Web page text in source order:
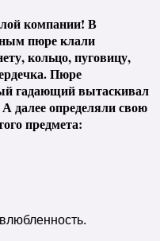
компании! В
пюре клали
кольцо, пуговицу,
Пюре
гадающий вытаскивал
далее определяли свою
предмета: